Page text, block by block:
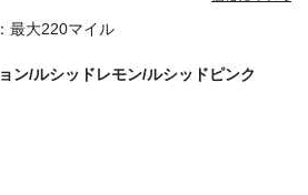
最大220マイル
ン/ルシッドレモン/ルシッドピンク